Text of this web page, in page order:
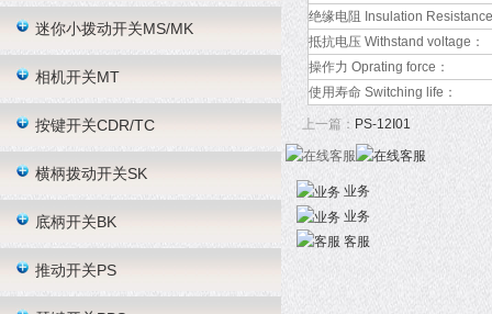
迷你小拨动开关MS/MK
相机开关MT
按键开关CDR/TC
横柄拨动开关SK
底柄开关BK
推动开关PS
绝缘电阻 Insulation
抵抗电压 Withstand voltage：
操作力 Oprating force：
使用寿命 Switching life：
上一篇： PS-12I01
业务
业务
客服